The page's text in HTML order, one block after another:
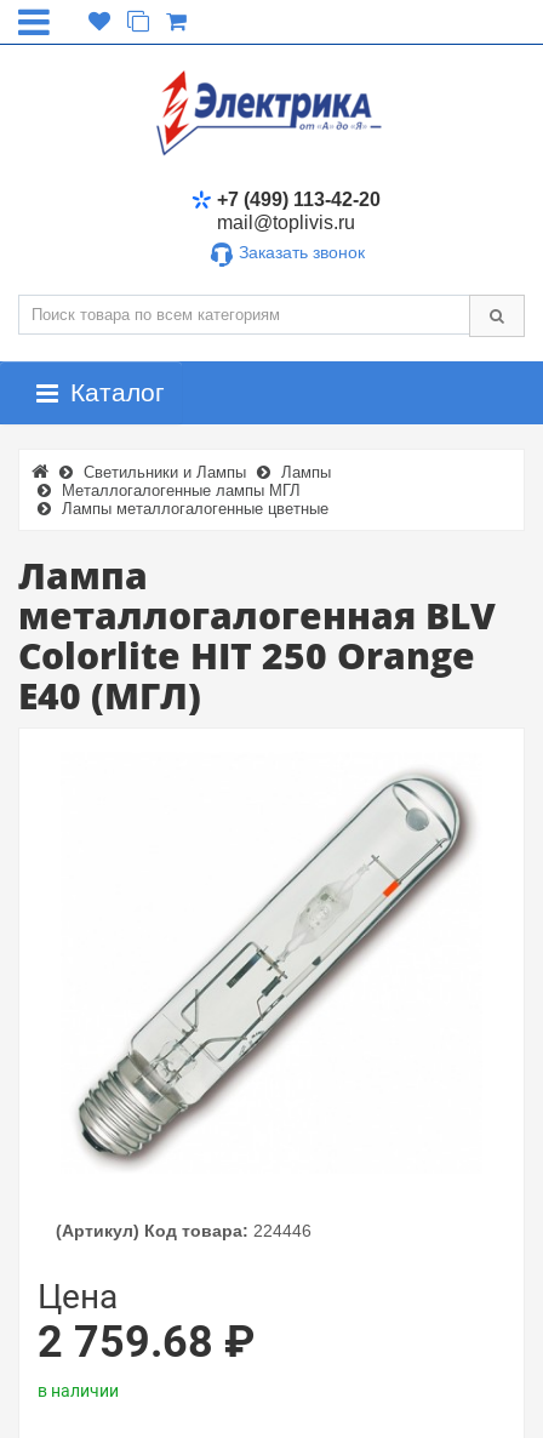
+7 (499) 113-42-20
mail@toplivis.ru
Заказать звонок
Каталог
Светильники и Лампы
Лампы
Металлогалогенные лампы МГЛ
Лампы металлогалогенные цветные
Лампа
металлогалогенная BLV
Colorlite HIT 250 Orange
Е40 (МГЛ)
(Артикул) Код товара: 224446
Цена
2 759.68 ₽
в наличии